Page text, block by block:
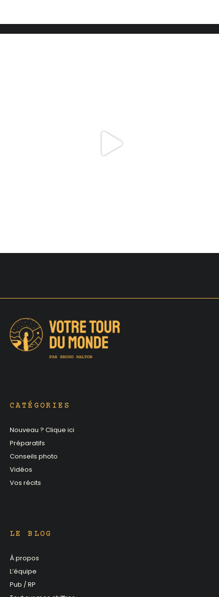
CATÉGORIES
Nouveau ? Clique ici
Préparatifs
Conseils photo
Vidéos
Vos récits
LE BLOG
À propos
L’équipe
Pub / RP